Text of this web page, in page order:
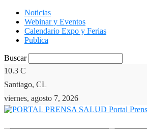
Noticias
Webinar y Eventos
Calendario Expo y Ferias
Publica
Buscar
10.3 C
Santiago, CL
viernes, agosto 7, 2026
Portal